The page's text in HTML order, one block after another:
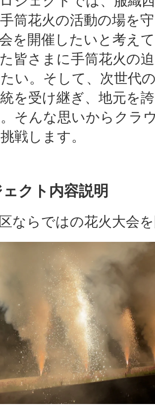
筒花火の活動の場を
を開催したいと考え
皆さまに手筒花火の
い。そして、次世代
を受け継ぎ、地元を
そんな思いからクラ
戦します。
クト内容説明
ならではの花火大会